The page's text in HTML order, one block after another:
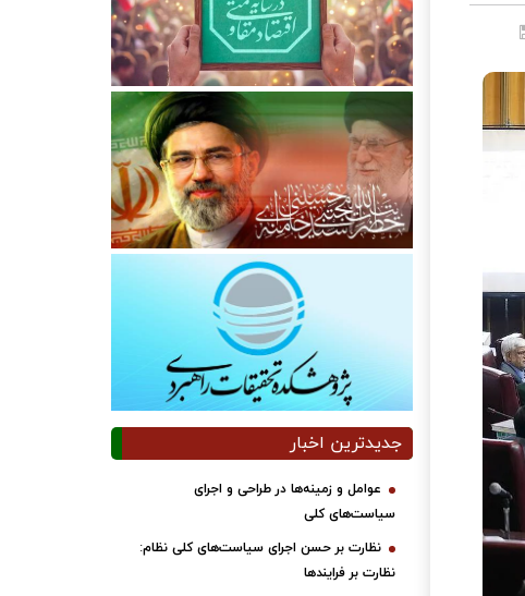
جدیدترین اخبار
عوامل و زمینه‌ها در طراحی و اجرای
سیاست‌های کلی
نظارت بر حسن اجرای سیاست‌های کلی نظام:
نظارت بر فرایندها